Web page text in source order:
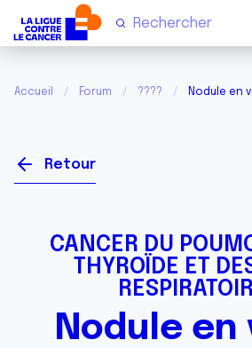
Accueil Forum ???? Nodule en
Retour
CANCER DU
THYROÏDE ET
Nodule en